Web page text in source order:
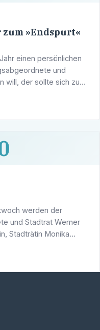
»Endspurt«
einen persönlichen
und
will, der sollte sich zu
werden der
und Stadtrat Werner
Stadträtin Monika